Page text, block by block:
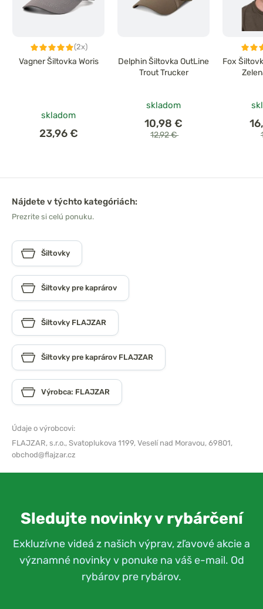
(2x)
Vagner Šiltovka Woris
skladom
23,96 €
Delphin Šiltovka OutLine
Trout Trucker
skladom
10,98 €
12,92 €
Fox
Nájdete v týchto kategóriách:
Prezrite si celú ponuku.
Šiltovky
Šiltovky pre kaprárov
Šiltovky FLAJZAR
Šiltovky pre kaprárov FLAJZAR
Výrobca: FLAJZAR
Údaje o výrobcovi:
FLAJZAR, s.r.o., Svatoplukova 1199, Veselí nad Moravou, 69801,
obchod@flajzar.cz
Sledujte novinky v rybárčení
Exkluzívne videá z našich výprav, zľavové akcie a
významné novinky v ponuke na váš e-mail. Od
rybárov pre rybárov.